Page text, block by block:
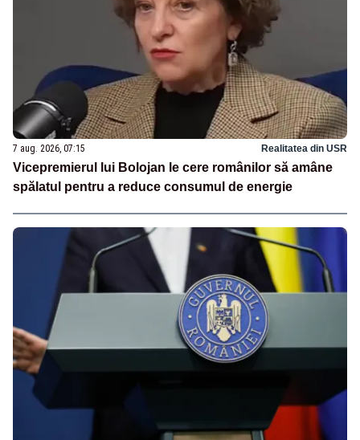
7 aug. 2026, 07:15 Realitatea din USR
Vicepremierul lui Bolojan le cere românilor să amâne
spălatul pentru a reduce consumul de energie